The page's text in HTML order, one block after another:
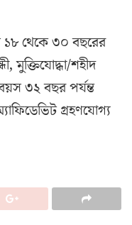
১৮ থেকে ৩০ বছরের
মুক্তিযোদ্ধা/শহীদ
বয়স ৩২ বছর পর্যন্ত
গ্রহণযোগ্য